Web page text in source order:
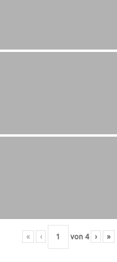
« ‹ von 4 › »